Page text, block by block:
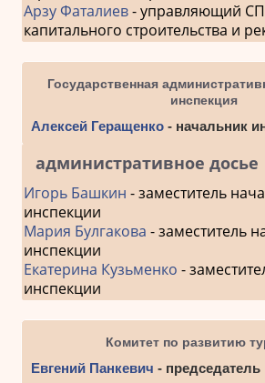
Арзу Фаталиев- управляющий
капитального строительства и
Государственная
инспекция
Алексей Геращенко- начальник
административное досье
Игорь Башкин - заместитель
инспекции
Мария Булгакова - заместитель
инспекции
Екатерина Кузьменко -
инспекции
Комитет по развитию
Евгений Панкевич - председатель